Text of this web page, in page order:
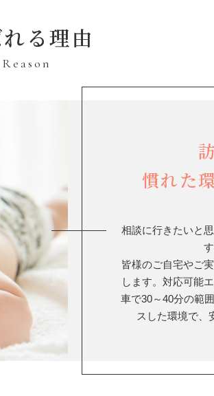
る理由
Reason
慣れた
相談に行きたいと
皆様のご自宅やご
します。対応可能
車で30～40分の範
スした環境で、